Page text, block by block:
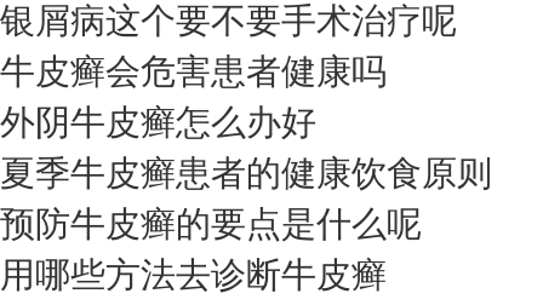
银屑病这个要不要手术治疗呢
牛皮癣会危害患者健康吗
外阴牛皮癣怎么办好
夏季牛皮癣患者的健康饮食原则
预防牛皮癣的要点是什么呢
用哪些方法去诊断牛皮癣